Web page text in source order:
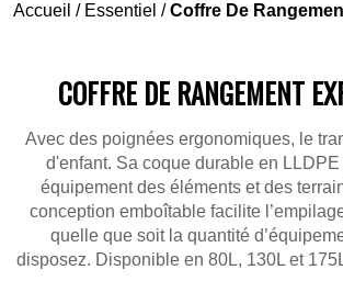
Accueil / Essentiel /Coffre De
COFFRE DE RANGEMENT
Avec des poignées ergonomiques, le
d'enfant. Sa coque durable en
équipement des éléments et des
conception emboîtable facilite
quelle que soit la quantité
disposez. Disponible en 80L, 130L et